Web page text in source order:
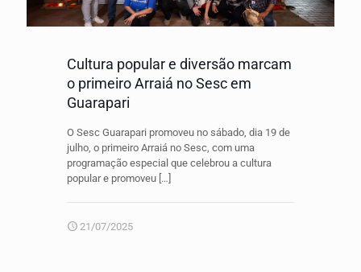
Cultura popular e diversão marcam
o primeiro Arraiá no Sesc em
Guarapari
O Sesc Guarapari promoveu no sábado, dia 19 de
julho, o primeiro Arraiá no Sesc, com uma
programação especial que celebrou a cultura
popular e promoveu […]
21/07/2025